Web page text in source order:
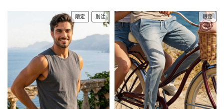
限定 別注 限定